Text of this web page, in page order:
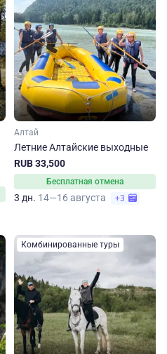
Алтай
Летние Алтайские выходные
RUB 33,500
Бесплатная отмена
3 дн. 14—16 августа +3
Комбинированные туры